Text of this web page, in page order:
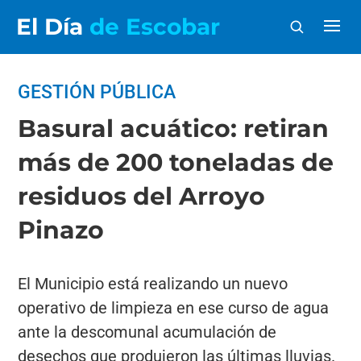
El Día de Escobar
GESTIÓN PÚBLICA
Basural acuático: retiran
más de 200 toneladas de
residuos del Arroyo
Pinazo
El Municipio está realizando un nuevo
operativo de limpieza en ese curso de agua
ante la descomunal acumulación de
desechos que produjeron las últimas lluvias.